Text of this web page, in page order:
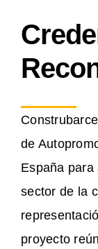
de
España para
sector de la
proyecto